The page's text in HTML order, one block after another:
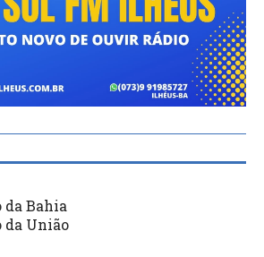
Bahia
União